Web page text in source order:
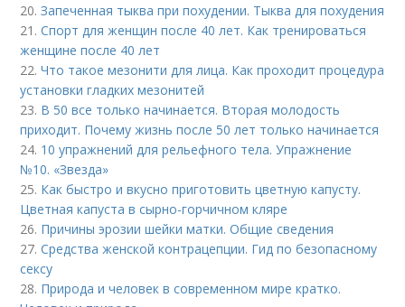
20.Запеченная тыква при похудении. Тыква для похудения
21.Спорт для женщин после 40 лет. Как тренироваться
женщине после 40 лет
22.Что такое мезонити для лица. Как проходит процедура
установки гладких мезонитей
23. В 50 все только начинается. Вторая молодость
приходит. Почему жизнь после 50 лет только начинается
24. 10 упражнений для рельефного тела. Упражнение
№10. «Звезда»
25. Как быстро и вкусно приготовить цветную капусту.
Цветная капуста в сырно-горчичном кляре
26. Причины эрозии шейки матки. Общие сведения
27.Средства женской контрацепции. Гид по безопасному
сексу
28. Природа и человек в современном мире кратко.